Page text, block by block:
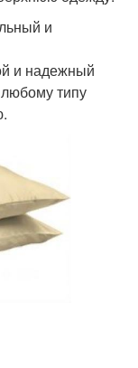
и
и надежный
типу